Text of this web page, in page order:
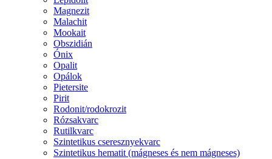
Magnezit
Malachit
Mookait
Obszidián
Ónix
Opalit
Opálok
Pietersite
Pirit
Rodonit/rodokrozit
Rózsakvarc
Rutilkvarc
Szintetikus cseresznyekvarc
Szintetikus hematit (mágneses és nem mágneses)